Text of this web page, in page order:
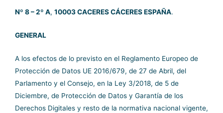
Nº 8 – 2º A, 10003 CACERES CÁCERES ESPAÑA.
GENERAL
A los efectos de lo previsto en el Reglamento Europeo de
Protección de Datos UE 2016/679, de 27 de Abril, del
Parlamento y el Consejo, en la Ley 3/2018, de 5 de
Diciembre, de Protección de Datos y Garantía de los
Derechos Digitales y resto de la normativa nacional vigente,